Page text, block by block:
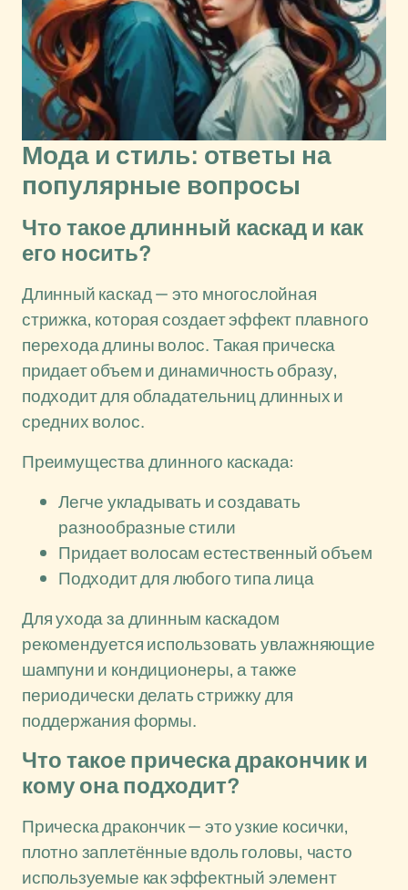
Мода и стиль: ответы на
популярные вопросы
Что такое длинный каскад и как
его носить?
Длинный каскад — это многослойная
стрижка, которая создает эффект плавного
перехода длины волос. Такая прическа
придает объем и динамичность образу,
подходит для обладательниц длинных и
средних волос.
Преимущества длинного каскада:
Легче укладывать и создавать
разнообразные стили
Придает волосам естественный объем
Подходит для любого типа лица
Для ухода за длинным каскадом
рекомендуется использовать увлажняющие
шампуни и кондиционеры, а также
периодически делать стрижку для
поддержания формы.
Что такое прическа дракончик и
кому она подходит?
Прическа дракончик — это узкие косички,
плотно заплетённые вдоль головы, часто
используемые как эффектный элемент